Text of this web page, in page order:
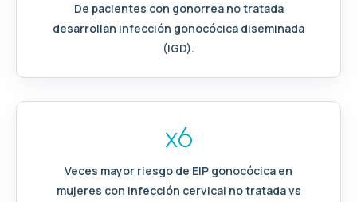
De pacientes con gonorrea no tratada
desarrollan infección gonocócica diseminada
(IGD).
x6
Veces mayor riesgo de EIP gonocócica en
mujeres con infección cervical no tratada vs